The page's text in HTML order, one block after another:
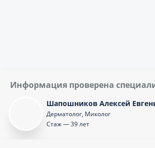
Информация проверена
Шапошников Алексей
Дерматолог, Миколог
Стаж — 39 лет